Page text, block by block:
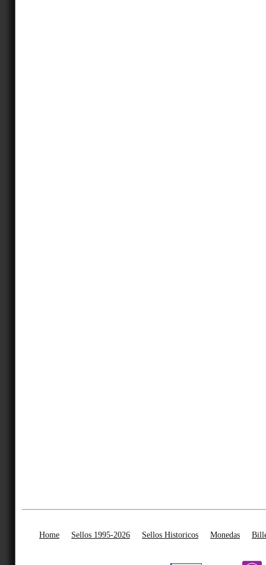
Home Sellos 1995-2026 Sellos Historicos Monedas